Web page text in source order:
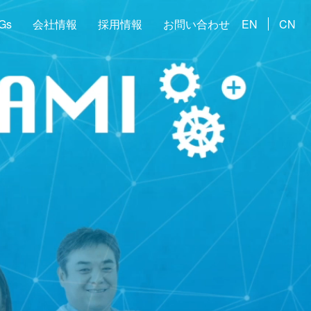
会社情報 採用情報 お問い合わせ EN CN